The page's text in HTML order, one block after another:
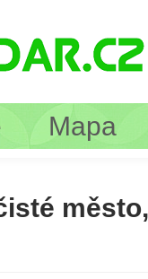
Mapa